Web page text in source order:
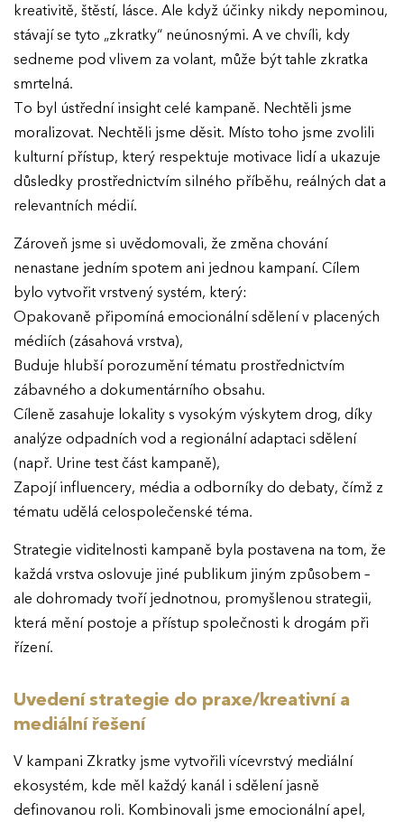
kreativitě, štěstí, lásce. Ale když účinky nikdy nepominou,
stávají se tyto „zkratky“ neúnosnými. A ve chvíli, kdy
sedneme pod vlivem za volant, může být tahle zkratka
smrtelná.
To byl ústřední insight celé kampaně. Nechtěli jsme
moralizovat. Nechtěli jsme děsit. Místo toho jsme zvolili
kulturní přístup, který respektuje motivace lidí a ukazuje
důsledky prostřednictvím silného příběhu, reálných dat a
relevantních médií.
Zároveň jsme si uvědomovali, že změna chování
nenastane jedním spotem ani jednou kampaní. Cílem
bylo vytvořit vrstvený systém, který:
Opakovaně připomíná emocionální sdělení v placených
médiích (zásahová vrstva),
Buduje hlubší porozumění tématu prostřednictvím
zábavného a dokumentárního obsahu.
Cíleně zasahuje lokality s vysokým výskytem drog, díky
analýze odpadních vod a regionální adaptaci sdělení
(např. Urine test část kampaně),
Zapojí influencery, média a odborníky do debaty, čímž z
tématu udělá celospolečenské téma.
Strategie viditelnosti kampaně byla postavena na tom, že
každá vrstva oslovuje jiné publikum jiným způsobem –
ale dohromady tvoří jednotnou, promyšlenou strategii,
která mění postoje a přístup společnosti k drogám při
řízení.
Uvedení strategie do praxe/kreativní a
mediální řešení
V kampani Zkratky jsme vytvořili vícevrstvý mediální
ekosystém, kde měl každý kanál i sdělení jasně
definovanou roli. Kombinovali jsme emocionální apel,